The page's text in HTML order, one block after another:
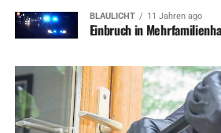
BLAULICHT 11 Jahren ago
Einbruch in